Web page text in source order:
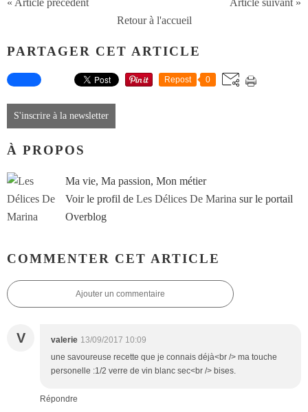
« Article précédent
Article suivant »
Retour à l'accueil
PARTAGER CET ARTICLE
Repost 0
S'inscrire à la newsletter
À PROPOS
Ma vie, Ma passion, Mon métier
Voir le profil de Les Délices De Marina sur le portail
Overblog
COMMENTER CET ARTICLE
Ajouter un commentaire
V valerie 13/09/2017 10:09
une savoureuse recette que je connais déjà<br /> ma touche
personelle :1/2 verre de vin blanc sec<br /> bises.
Répondre